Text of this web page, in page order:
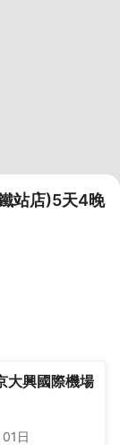
站店)5天4晚
大興國際機場
日